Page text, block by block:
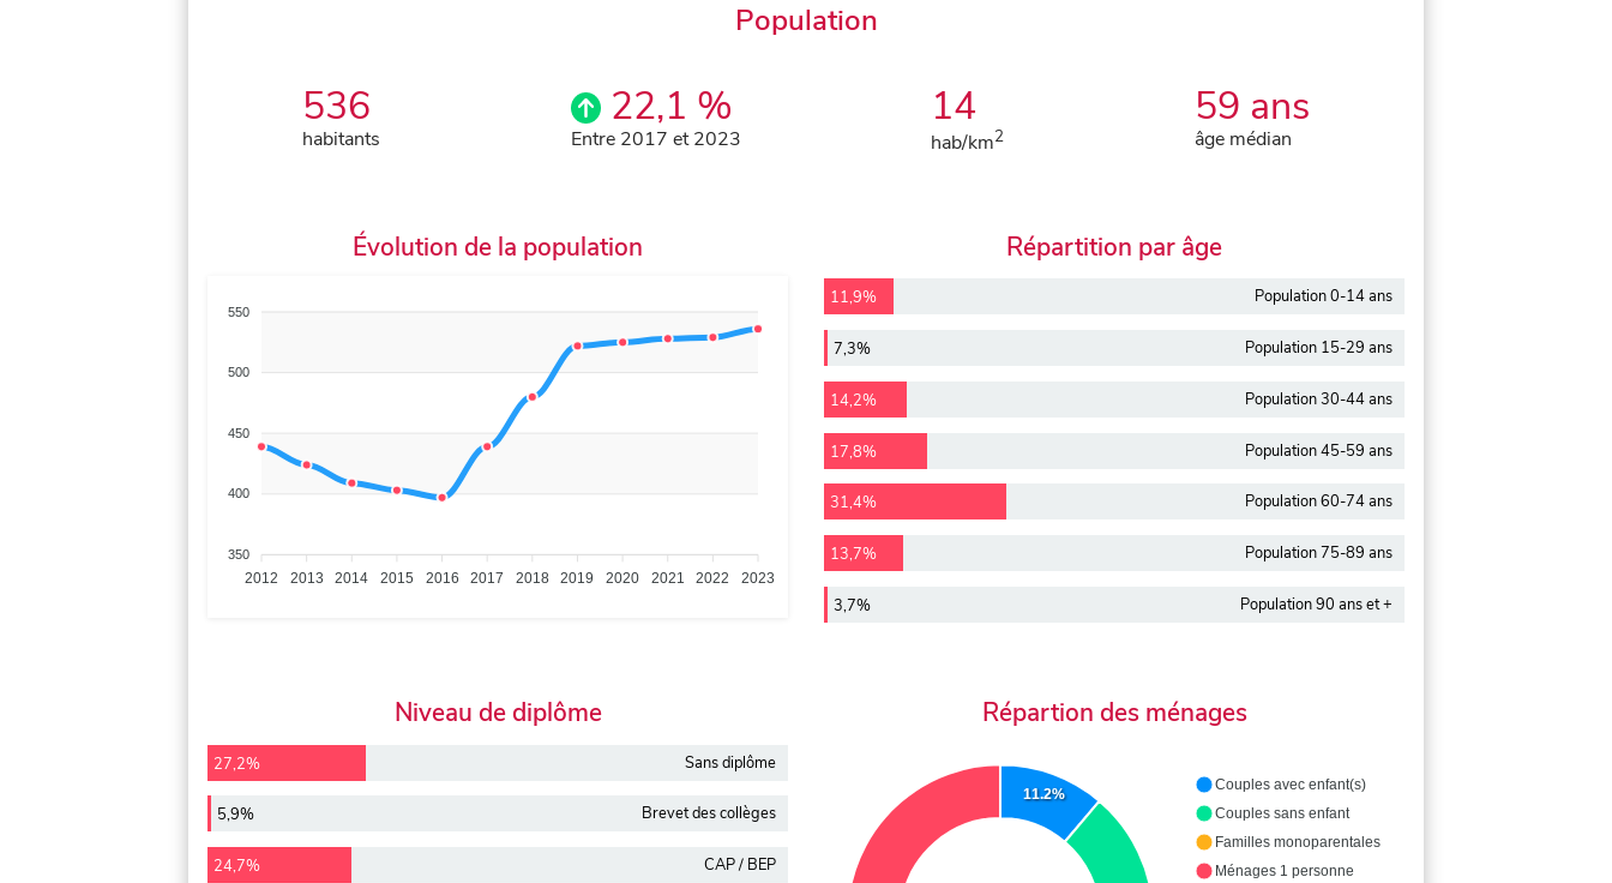
Population
536
habitants
22,1 %
Entre 2017 et 2023
14
hab/km2
59 ans
âge médian
Évolution de la population
550
500
450
400
350
2012 2013 2014 2015 2016 2017 2018 2019 2020 2021 2022 2023
Répartition par âge
11,9% Population 0-14 ans
7,3% Population 15-29 ans
14,2% Population 30-44 ans
17,8% Population 45-59 ans
31,4% Population 60-74 ans
13,7% Population 75-89 ans
3,7% Population 90 ans et +
Niveau de diplôme
27,2% Sans diplôme
5,9% Brevet des collèges
24,7% CAP / BEP
Répartion des ménages
11.2%
Couples avec enfant(s)
Couples sans enfant
Familles monoparentales
Ménages 1 personne